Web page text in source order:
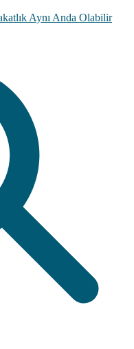
Aynı Anda Olabilir